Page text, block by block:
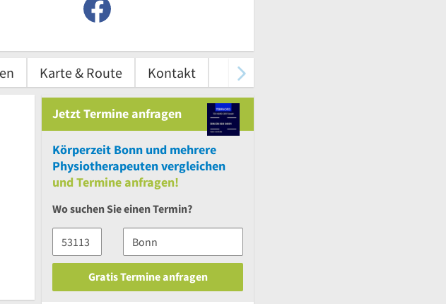
Karte & Route Kontakt
JetztTermine anfragen
Körperzeit Bonn und mehrere
Physiotherapeuten vergleichen
undTermine anfragen!
Wo suchen Sie einen Termin?
Gratis Termine anfragen